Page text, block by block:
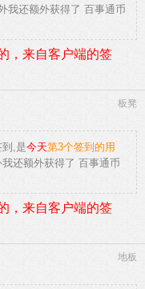
我还额外获得了 百事通币
，来自客户端的签
板凳
到,是今天第3个签到的用
我还额外获得了 百事通币
，来自客户端的签
地板